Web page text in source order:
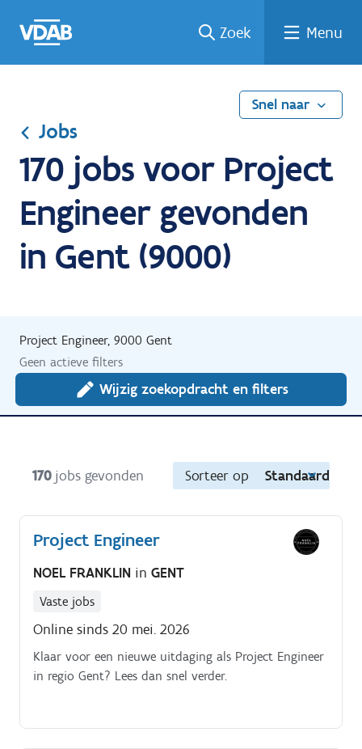
naar
een
een
job
naar
Zoek Menu
Snel naar
Jobs
170 jobs voor Project
Engineer gevonden
in Gent (9000)
Project Engineer, 9000 Gent
Geen actieve filters
Wijzig zoekopdracht en filters
170 jobs gevonden Sorteer op Standaard
Project Engineer
NOEL FRANKLIN in GENT
Vaste jobs
Online sinds 20 mei. 2026
Klaar voor een nieuwe uitdaging als Project Engineer
in regio Gent? Lees dan snel verder.